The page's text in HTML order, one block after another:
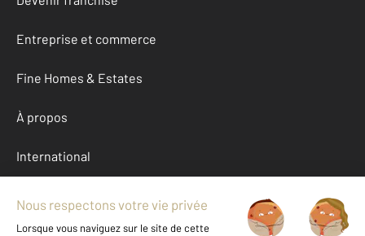
Entreprise et commerce
Fine Homes & Estates
À propos
International